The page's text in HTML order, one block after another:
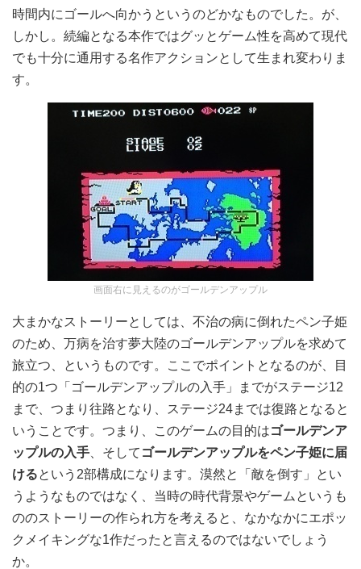
時間内にゴールへ向かうというのどかなものでした。が、
しかし。続編となる本作ではグッとゲーム性を高めて現代
でも十分に通用する名作アクションとして生まれ変わりま
す。
画面右に見えるのがゴールデンアップル
大まかなストーリーとしては、不治の病に倒れたペン子姫
のため、万病を治す夢大陸のゴールデンアップルを求めて
旅立つ、というものです。ここでポイントとなるのが、目
的の1つ「ゴールデンアップルの入手」までがステージ12
まで、つまり往路となり、ステージ24までは復路となると
いうことです。つまり、このゲームの目的はゴールデンア
ップルの入手 、そして ゴールデンアップルをペン子姫に届
けるという2部構成になります。漠然と「敵を倒す」とい
うようなものではなく、当時の時代背景やゲームというも
ののストーリーの作られ方を考えると、なかなかにエポッ
クメイキングな1作だったと言えるのではないでしょう
か。